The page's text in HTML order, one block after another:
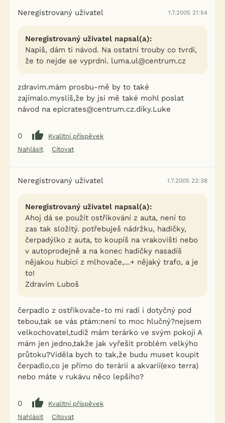
Neregistrovaný uživatel 1.7.2005 21:54
Neregistrovaný uživatel napsal(a):
Napiš, dám ti návod. Na ostatní trouby co tvrdí,
že to nejde se vyprdni. luma.ul@centrum.cz
zdravim.mám prosbu-mě by to také
zajímalo.myslíš,že by jsi mě také mohl poslat
návod na epicrates@centrum.cz.díky.Luke
0
Kvalitní příspěvek
Nahlásit
Citovat
Neregistrovaný uživatel 1.7.2005 22:38
Neregistrovaný uživatel napsal(a):
Ahoj dá se použít ostřikování z auta, není to
zas tak složitý. potřebuješ nádržku, hadičky,
čerpadýlko z auta, to koupíš na vrakovišti nebo
v autoprodejně a na konec hadičky nasadíš
nějakou hubici z mlhovače,...+ nějaký trafo, a je
to!
Zdravím Luboš
čerpadlo z ostřikovače-to mi radí i dotyčný pod
tebou,tak se vás ptám:není to moc hlučný?nejsem
velkochovatel,tudíž mám terárko ve svým pokoji A
mám jen jedno,takže jak vyřešit problém velkýho
průtoku?Viděla bych to tak,že budu muset koupit
čerpadlo,co je přímo do terárií a akvarií(exo terra)
nebo máte v rukávu něco lepšího?
0
Kvalitní příspěvek
Nahlásit
Citovat